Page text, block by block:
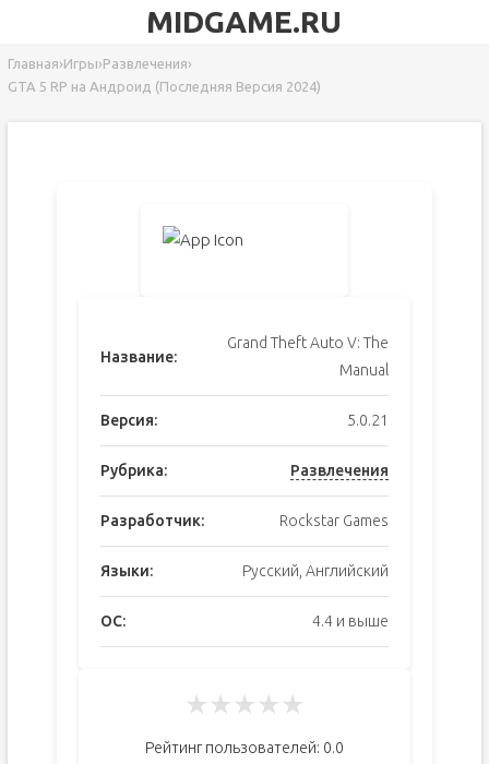
MIDGAME.RU
Главная›Игры›Развлечения›
GTA 5 RP на Андроид (Последняя Версия 2024)
Название:
Grand Theft Auto V: The
Manual
Версия: 5.0.21
Рубрика: Развлечения
Разработчик: Rockstar Games
Языки: Русский, Английский
ОС: 4.4 и выше
★★★★★
Рейтинг пользователей: 0.0